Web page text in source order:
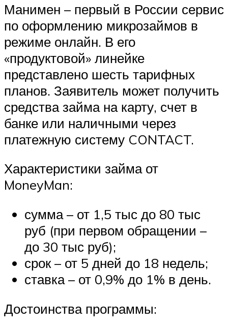
Манимен – первый в России сервис
по оформлению микрозаймов в
режиме онлайн. В его
«продуктовой» линейке
представлено шесть тарифных
планов. Заявитель может получить
средства займа на карту, счет в
банке или наличными через
платежную систему CONTACT.
Характеристики займа от
MoneyMan:
сумма – от 1,5 тыс до 80 тыс
руб (при первом обращении –
до 30 тыс руб);
срок – от 5 дней до 18 недель;
ставка – от 0,9% до 1% в день.
Достоинства программы: